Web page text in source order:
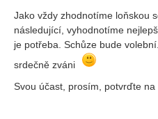
Jako vždy zhodnotíme loňskou
následující, vyhodnotíme
je potřeba. Schůze bude
srdečně zváni
Svou účast, prosím, potvrďte